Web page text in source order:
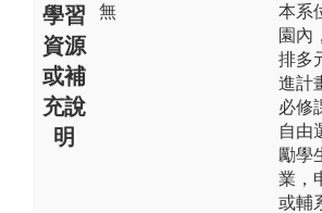
學習
資源
或補
充說
明
無
本系
園內
排多
進計
必修
自由
勵學
業，
或輔